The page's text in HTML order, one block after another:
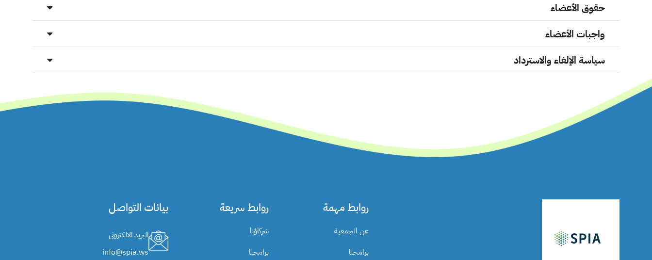
حقوق الأعضاء
واجبات الأعضاء
سياسة الإلغاء والاسترداد
روابط مهمة
عن الجمعية
برامجنا
روابط سريعة
شركاؤنا
برامجنا
بيانات التواصل
البريد الالكتروني
info@spia.ws